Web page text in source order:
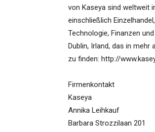
von Kaseya sind weltweit
einschließlich
Technologie, Finanzen
Dublin, Irland, das in
zu finden: http://
Firmenkontakt
Kaseya
Annika Leihkauf
Barbara Strozzilaan 201